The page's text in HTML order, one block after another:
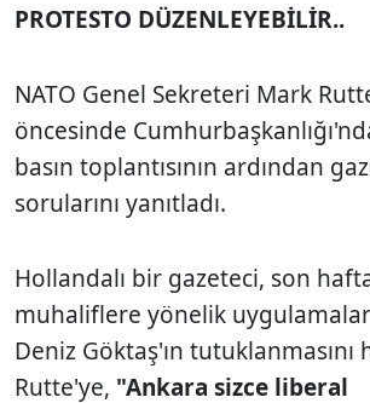
PROTESTO DÜZENLEYEBİLİR..
NATO Genel Sekreteri Mark
öncesinde
basın toplantısının ardından
sorularını yanıtladı.
Hollandalı bir gazeteci, son
muhaliflere yönelik
Deniz Göktaş'ın tutuklanmasını
Rutte'ye, "Ankara sizce liberal